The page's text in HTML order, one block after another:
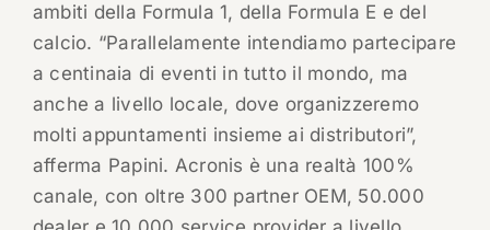
ambiti della Formula 1, della Formula E e del
calcio. “Parallelamente intendiamo partecipare
a centinaia di eventi in tutto il mondo, ma
anche a livello locale, dove organizzeremo
molti appuntamenti insieme ai distributori”,
afferma Papini. Acronis è una realtà 100%
canale, con oltre 300 partner OEM, 50.000